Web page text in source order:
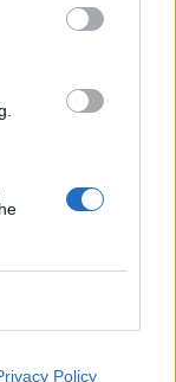
Policy